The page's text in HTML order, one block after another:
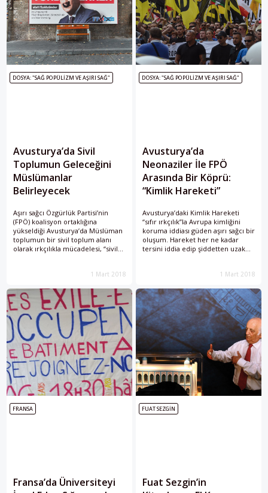
DOSYA: "SAĞ POPÜLIZM VE AŞIRI SAĞ"
Avusturya’da Sivil
Toplumun Geleceğini
Müslümanlar
Belirleyecek
Aşırı sağcı Özgürlük Partisi’nin
(FPÖ) koalisyon ortaklığına
yükseldiği Avusturya’da Müslüman
toplumun bir sivil toplum alanı
olarak ırkçılıkla mücadelesi, “sivil
1 Mart 2018
DOSYA: "SAĞ POPÜLIZM VE AŞIRI SAĞ"
Avusturya’da
Neonaziler İle FPÖ
Arasında Bir Köprü:
“Kimlik Hareketi”
Avusturya’daki Kimlik Hareketi
“sıfır ırkçılık”la Avrupa kimliğini
koruma iddiası güden aşırı sağcı bir
oluşum. Hareket her ne kadar
tersini iddia edip şiddetten uzak
1 Mart 2018
FRANSA
Fransa’da Üniversiteyi
FUAT SEZGIN
Fuat Sezgin’in